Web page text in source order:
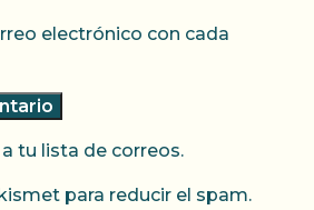
electrónico con cada
tu lista de correos.
para reducir el spam.